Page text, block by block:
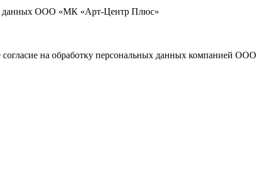
данных ООО «МК «Арт-Центр Плюс»
на обработку персональных данных компанией ООО